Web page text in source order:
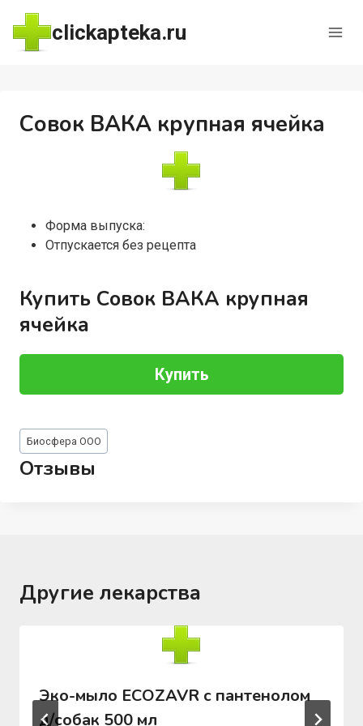
Перейти
содержимому
clickapteka.ru
Совок ВАКА крупная ячейка
Форма выпуска:
Отпускается без рецепта
Купить Совок ВАКА крупная
ячейка
Купить
Метки
записи:
Биосфера ООО
Отзывы
Другие лекарства
Эко-мыло ECOZAVR с пантенолом
д/собак 500 мл